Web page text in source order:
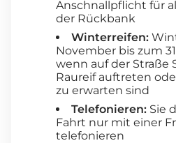
Anschnallpflicht für
der Rückbank
Winterreifen:
November bis zum
wenn auf der Straße
Raureif auftreten
zu erwarten sind
Telefonieren: Sie
Fahrt nur mit einer
telefonieren